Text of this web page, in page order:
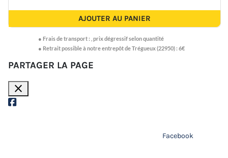
AJOUTER AU PANIER
● Frais de transport : prix dégressif selon quantité
● Retrait possible à notre entrepôt de Trégueux (22950) : 6€
PARTAGER LA PAGE
close
Facebook